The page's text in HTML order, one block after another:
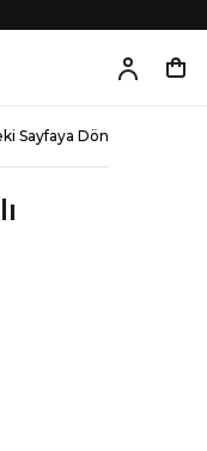
Sayfaya Dön